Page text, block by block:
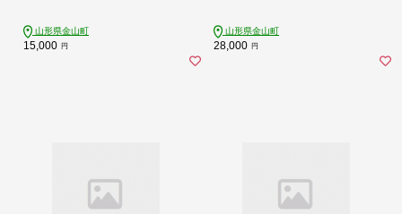
山形県金山町
15,000 円
山形県金山町
28,000 円